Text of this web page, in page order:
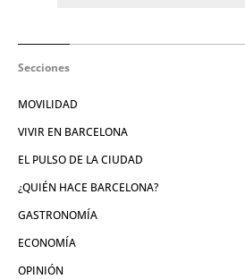
Secciones
MOVILIDAD
VIVIR EN BARCELONA
EL PULSO DE LA CIUDAD
¿QUIÉN HACE BARCELONA?
GASTRONOMÍA
ECONOMÍA
OPINIÓN